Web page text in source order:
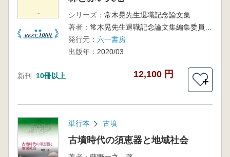
シリーズ： 常木晃先生退職記念論文集
著者：
発行元： 六一書房
出版年： 2020/03
新刊 10冊以上 12,100 円
＋
単行本 古墳
古墳時代の須恵器と地域社会